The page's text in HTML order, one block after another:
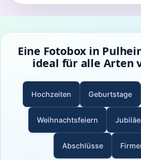
Eine Fotobox in
ideal für alle Arten
Hochzeiten Geburtstage
Weihnachtsfeiern
Abschlüsse